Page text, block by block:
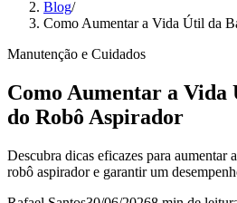
Blog/
Como Aumentar a Vida Útil da
Manutenção e Cuidados
Como Aumentar a
do Robô Aspirador
Descubra dicas eficazes para aumentar
robô aspirador e garantir um